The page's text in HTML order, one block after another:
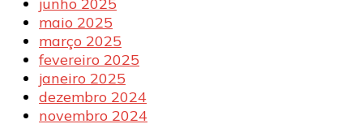
maio 2025
março 2025
fevereiro 2025
janeiro 2025
dezembro 2024
novembro 2024